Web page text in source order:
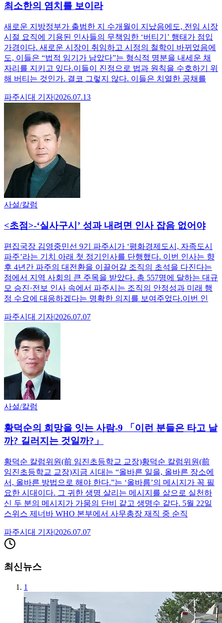
최소한의 염치를 보이라
새로운 지방정부가 출범한 지 수개월이 지났음에도, 전임 시장
시절 요직에 기용된 인사들의 무책임한 ‘버티기’ 행태가 점입
가경이다. 새로운 시장이 취임하고 시정의 철학이 바뀌었음에
도, 이들은 “법적 임기가 남았다”는 형식적 명분을 내세운 채
자리를 지키고 있다.이들이 진정으로 법과 원칙을 수호하기 위
해 버티는 것인가. 결코 그렇지 않다. 이들은 치열한 공채를
파주시대 기자|2026.07.13
사설/칼럼
<초점>-‘실사구시’ 성과 내려면 인사 잡음 없어야
편집국장 김영중민선 9기 파주시가 ‘평화경제도시, 자족도시
파주’라는 기치 아래 첫 정기인사를 단행했다. 이번 인사는 향
후 4년간 파주의 대전환을 이끌어갈 조직의 초석을 다진다는
점에서 지역 사회의 큰 주목을 받았다. 총 557명에 달하는 대규
모 승진·전보 인사 속에서 파주시는 조직의 안정성과 미래 행
정 수요에 대응하겠다는 명확한 의지를 보여주었다.이번 인
파주시대 기자|2026.07.07
사설/칼럼
황덕순의 희망을 잇는 사람-9 「이런 분들은 타고 날
까? 길러지는 것일까?」
황덕순 칼럼위원(前 임진초등학교 교장)황덕순 칼럼위원(前
임진초등학교 교장)지금 시대는 “올바른 일을, 올바른 장소에
서, 올바른 방법으로 해야 한다.”는 ‘올바름’의 메시지가 꼭 필
요한 시대이다. 그 귀한 생명 살리는 메시지를 삶으로 실천하
신 두 분의 메시지가 가뭄의 단비 같고 생명수 같다. 5월 22일
스위스 제너바 WHO 본부에서 사무총장 재직 중 순직
파주시대 기자|2026.07.07
최신뉴스
1